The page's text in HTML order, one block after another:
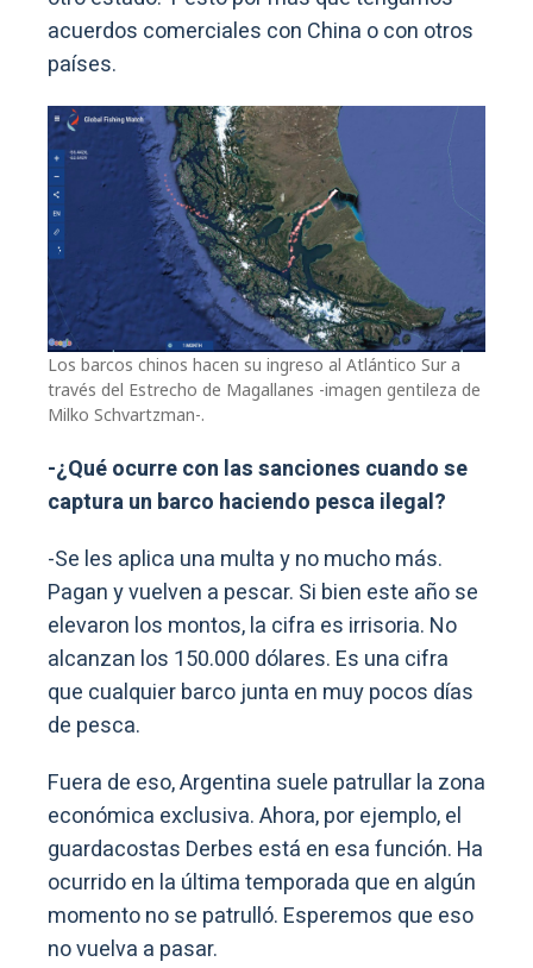
acuerdos comerciales con China o con otros
países.
Los barcos chinos hacen su ingreso al Atlántico Sur a
través del Estrecho de Magallanes -imagen gentileza de
Milko Schvartzman-.
-¿Qué ocurre con las sanciones cuando se
captura un barco haciendo pesca ilegal?
-Se les aplica una multa y no mucho más.
Pagan y vuelven a pescar. Si bien este año se
elevaron los montos, la cifra es irrisoria. No
alcanzan los 150.000 dólares. Es una cifra
que cualquier barco junta en muy pocos días
de pesca.
Fuera de eso, Argentina suele patrullar la zona
económica exclusiva. Ahora, por ejemplo, el
guardacostas Derbes está en esa función. Ha
ocurrido en la última temporada que en algún
momento no se patrulló. Esperemos que eso
no vuelva a pasar.